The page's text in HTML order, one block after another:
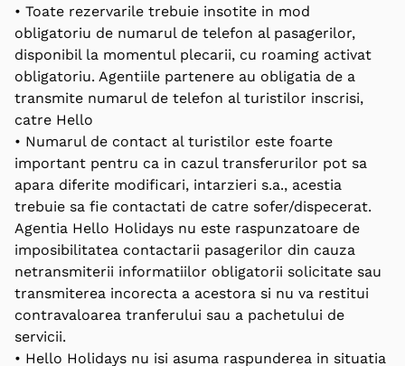
• Toate rezervarile trebuie insotite in mod
obligatoriu de numarul de telefon al pasagerilor,
disponibil la momentul plecarii, cu roaming activat
obligatoriu. Agentiile partenere au obligatia de a
transmite numarul de telefon al turistilor inscrisi,
catre Hello
• Numarul de contact al turistilor este foarte
important pentru ca in cazul transferurilor pot sa
apara diferite modificari, intarzieri s.a., acestia
trebuie sa fie contactati de catre sofer/dispecerat.
Agentia Hello Holidays nu este raspunzatoare de
imposibilitatea contactarii pasagerilor din cauza
netransmiterii informatiilor obligatorii solicitate sau
transmiterea incorecta a acestora si nu va restitui
contravaloarea tranferului sau a pachetului de
servicii.
• Hello Holidays nu isi asuma raspunderea in situatia